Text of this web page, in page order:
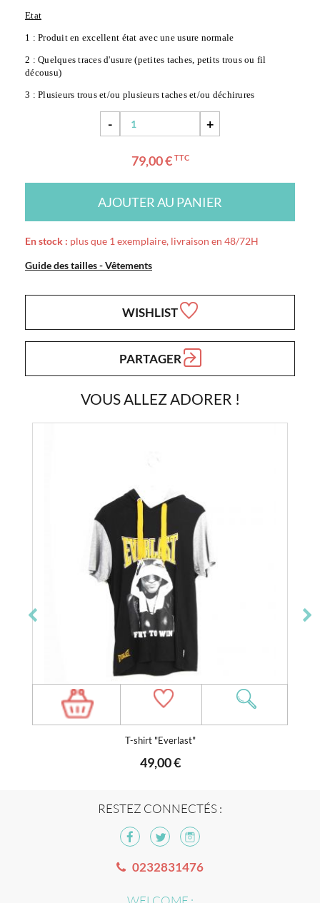
Etat
1 : Produit en excellent état avec une usure normale
2 : Quelques traces d'usure (petites taches, petits trous ou fil
décousu)
3 : Plusieurs trous et/ou plusieurs taches et/ou déchirures
- +
79,00 € TTC
AJOUTER AU PANIER
En stock : plus que 1 exemplaire, livraison en 48/72H
Guide des tailles - Vêtements
WISHLIST
PARTAGER
VOUS ALLEZ ADORER !
T-shirt "Everlast"
49,00 €
RESTEZ CONNECTÉS :
0232831476